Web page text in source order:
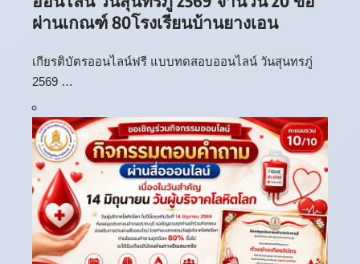
ผ่านเกณฑ์ 80โรงเรียนบ้านยางเอน
เกียรติบัตรออนไลน์ฟรี แบบทดสอบออนไลน์ วันสุนทรภู่
2569 …